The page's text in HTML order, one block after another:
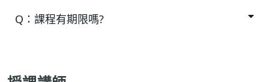
Q： 課程有期限嗎?